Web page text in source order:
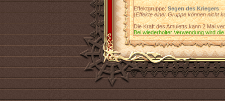
Effektgruppe:Segen des Kriegers
(Effekte einer Gruppe können nicht
Die Kraft des Amuletts kann 2 Mal
Bei wiederholter Verwendung wird